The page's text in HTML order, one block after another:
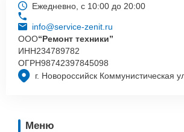
г. Новороссийск Коммунистическая
Ежедневно, с 10:00 до 20:00
info@service-zenit.ru
ООО“Ремонт техники”
ИНН234789782
ОГРН98742397845098
Меню